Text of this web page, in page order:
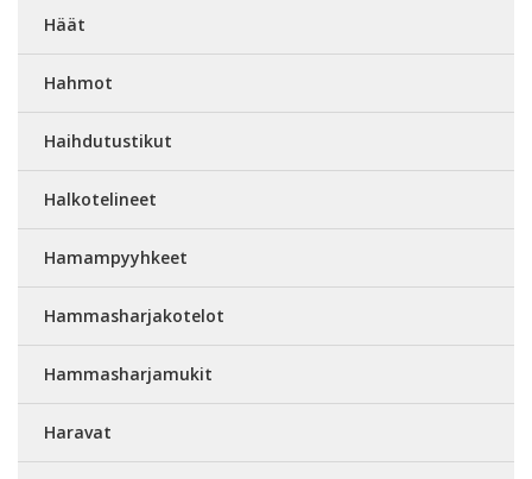
Häät
Hahmot
Haihdutustikut
Halkotelineet
Hamampyyhkeet
Hammasharjakotelot
Hammasharjamukit
Haravat